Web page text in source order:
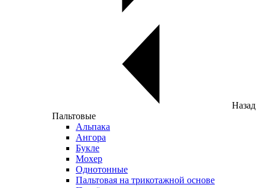
Назад
Пальтовые
Альпака
Ангора
Букле
Мохер
Однотонные
Пальтовая на трикотажной основе